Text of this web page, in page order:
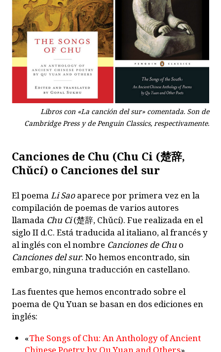
Libros con «La canción del sur» comentada. Son de
Cambridge Press y de Penguin Classics, respectivamente.
Canciones de Chu (Chu Ci (楚辞,
Chǔcí) o Canciones del sur
El poema Li Saoaparece por primera vez en la
compilación de poemas de varios autores
llamada Chu Ci(楚辞, Chǔcí). Fue realizada en el
siglo II d.C. Está traducida al italiano, al francés y
al inglés con el nombre Canciones de Chu o
Canciones del sur. No hemos encontrado, sin
embargo, ninguna traducción en castellano.
Las fuentes que hemos encontrado sobre el
poema de Qu Yuan se basan en dos ediciones en
inglés:
«The Songs of Chu: An Anthology of Ancient
Chinese Poetry by Qu Yuan and Others»,